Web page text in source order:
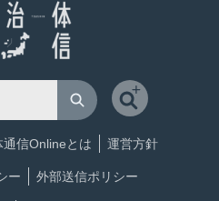
通信Onlineとは 運営方針
ー 外部送信ポリシー